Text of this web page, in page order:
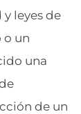
leyes de
o un
una
de un